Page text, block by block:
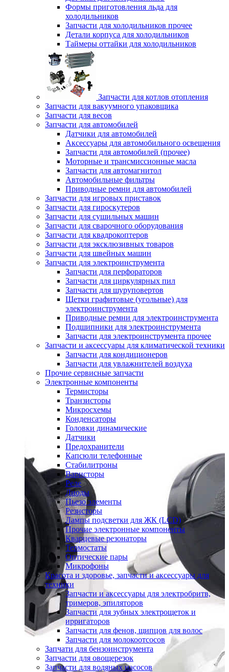
Формы приготовления льда для
холодильников
Запчасти для холодильников прочее
Детали корпуса для холодильников
Таймеры оттайки для холодильников
Запчасти для котлов отопления
Запчасти для вакуумного упаковщика
Запчасти для весов
Запчасти для автомобилей
Датчики для автомобилей
Аксессуары для автомобильного освещения
Запчасти для автомобилей (прочее)
Моторные и трансмиссионные масла
Запчасти для автомагнитол
Автомобильные фильтры
Приводные ремни для автомобилей
Запчасти для игровых приставок
Запчасти для гироскутеров
Запчасти для сушильных машин
Запчасти для сварочного оборудования
Запчасти для квадрокоптеров
Запчасти для эксклюзивных товаров
Запчасти для швейных машин
Запчасти для электроинструмента
Запчасти для перфораторов
Запчасти для циркулярных пил
Запчасти для шуруповертов
Щетки графитовые (угольные) для
электроинструмента
Приводные ремни для электроинструмента
Подшипники для электроинструмента
Запчасти для электроинструмента прочее
Запчасти и аксессуары для климатической техники
Запчасти для кондиционеров
Запчасти для увлажнителей воздуха
Прочие сервисные запчасти
Электронные компоненты
Термисторы
Транзисторы
Микросхемы
Конденсаторы
Головки динамические
Датчики
Предохранители
Капсюли телефонные
Стабилитроны
Варисторы
Реле
Диоды
Пьезо элементы
Резисторы
Лампы подсветки для ЖК (LCD)
Прочие электронные компоненты
Кварцевые резонаторы
Термостаты
Оптические пары
Микрофоны
Красота и здоровье, запчасти и аксессуары для
техники
Запчасти и аксессуары для электробритв,
тримеров, эпиляторов
Запчасти для зубных электрощеток и
ирригаторов
Запчасти для фенов, щипцов для волос
Запчасти для молокоотсосов
Запчати для бензоинструмента
Запчасти для овощерезок
Запчасти для водяных насосов